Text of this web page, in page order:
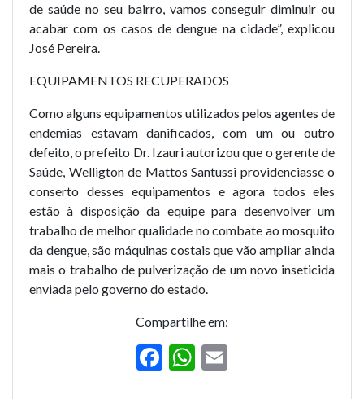
de saúde no seu bairro, vamos conseguir diminuir ou
acabar com os casos de dengue na cidade”, explicou
José Pereira.
EQUIPAMENTOS RECUPERADOS
Como alguns equipamentos utilizados pelos agentes de
endemias estavam danificados, com um ou outro
defeito, o prefeito Dr. Izauri autorizou que o gerente de
Saúde, Welligton de Mattos Santussi providenciasse o
conserto desses equipamentos e agora todos eles
estão à disposição da equipe para desenvolver um
trabalho de melhor qualidade no combate ao mosquito
da dengue, são máquinas costais que vão ampliar ainda
mais o trabalho de pulverização de um novo inseticida
enviada pelo governo do estado.
Compartilhe em:
F W